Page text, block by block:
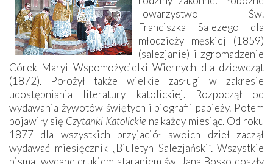
Towarzystwo Św.
Franciszka Salezego dla
młodzieży męskiej (1859)
(salezjanie) i zgromadzenie
Córek Maryi Wspomożycielki Wiernych dla dziewcząt
(1872). Położył także wielkie zasługi w zakresie
udostępniania literatury katolickiej. Rozpoczął od
wydawania żywotów świętych i biografii papieży. Potem
pojawiły się Czytanki Katolickie na każdy miesiąc. Od roku
1877 dla wszystkich przyjaciół swoich dzieł zaczął
wydawać miesięcznik „Biuletyn Salezjański”. Wszystkie
pisma, wydane drukiem staraniem św. Jana Bosko doszły